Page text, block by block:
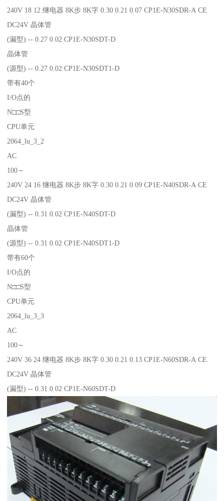
240V 18 12 继电器 8K步 8K字 0.30 0.21 0.07 CP1E-N30SDR-A CE
DC24V 晶体管
(漏型) -- 0.27 0.02 CP1E-N30SDT-D
晶体管
(源型) -- 0.27 0.02 CP1E-N30SDT1-D
带有40个
I/O点的
N□□S型
CPU单元
2064_lu_3_2
AC
100～
240V 24 16 继电器 8K步 8K字 0.30 0.21 0.09 CP1E-N40SDR-A CE
DC24V 晶体管
(漏型) -- 0.31 0.02 CP1E-N40SDT-D
晶体管
(源型) -- 0.31 0.02 CP1E-N40SDT1-D
带有60个
I/O点的
N□□S型
CPU单元
2064_lu_3_3
AC
100～
240V 36 24 继电器 8K步 8K字 0.30 0.21 0.13 CP1E-N60SDR-A CE
DC24V 晶体管
(漏型) -- 0.31 0.02 CP1E-N60SDT-D